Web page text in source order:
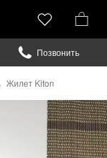
Жилет Kiton
Позвонить